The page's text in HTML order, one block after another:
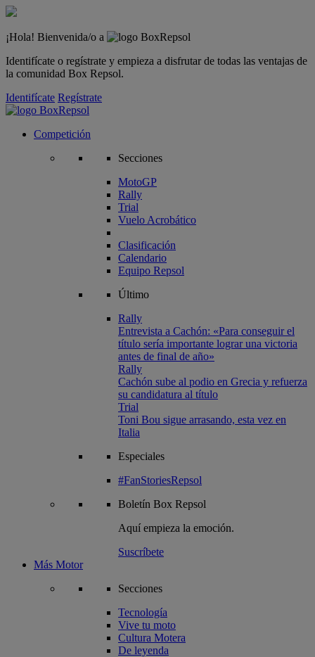
¡Hola! Bienvenida/o a
Identifícate o regístrate y empieza a disfrutar de todas las ventajas de
la comunidad Box Repsol.
Identifícate Regístrate
Competición
Secciones
MotoGP
Rally
Trial
Vuelo Acrobático
Clasificación
Calendario
Equipo Repsol
Último
Rally
Entrevista a Cachón: «Para conseguir el
título sería importante lograr una victoria
antes de final de año»
Rally
Cachón sube al podio en Grecia y refuerza
su candidatura al título
Trial
Toni Bou sigue arrasando, esta vez en
Italia
Especiales
#FanStoriesRepsol
Boletín Box Repsol
Aquí empieza la emoción.
Suscríbete
Más Motor
Secciones
Tecnología
Vive tu moto
Cultura Motera
De leyenda